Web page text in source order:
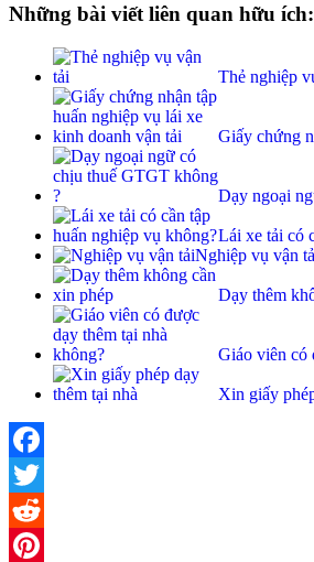
Những bài viết liên quan hữu ích:
Thẻ nghiệp
Giấy chứng
Dạy ngoại
Lái xe tải có
Nghiệp vụ vận
Dạy thêm
Giáo viên có
Xin giấy
Facebook
Twitter
Reddit